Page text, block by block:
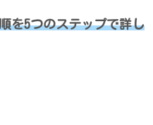
を5つのステップで詳し